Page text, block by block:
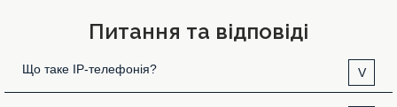
Питання та відповіді
Що таке IP-телефонія? V